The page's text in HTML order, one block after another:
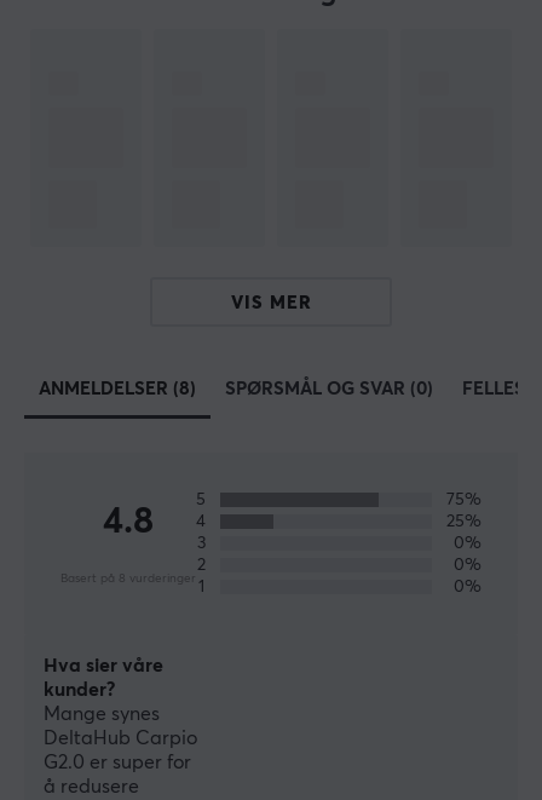
VIS MER
ANMELDELSER (8) SPØRSMÅL OG SVAR (0)
4.8
Basert på 8 vurderinger
5
75%
4
25%
3
0%
2
0%
1
0%
Hva sier våre
kunder?
Mange synes
DeltaHub Carpio
G2.0 er super for
å redusere